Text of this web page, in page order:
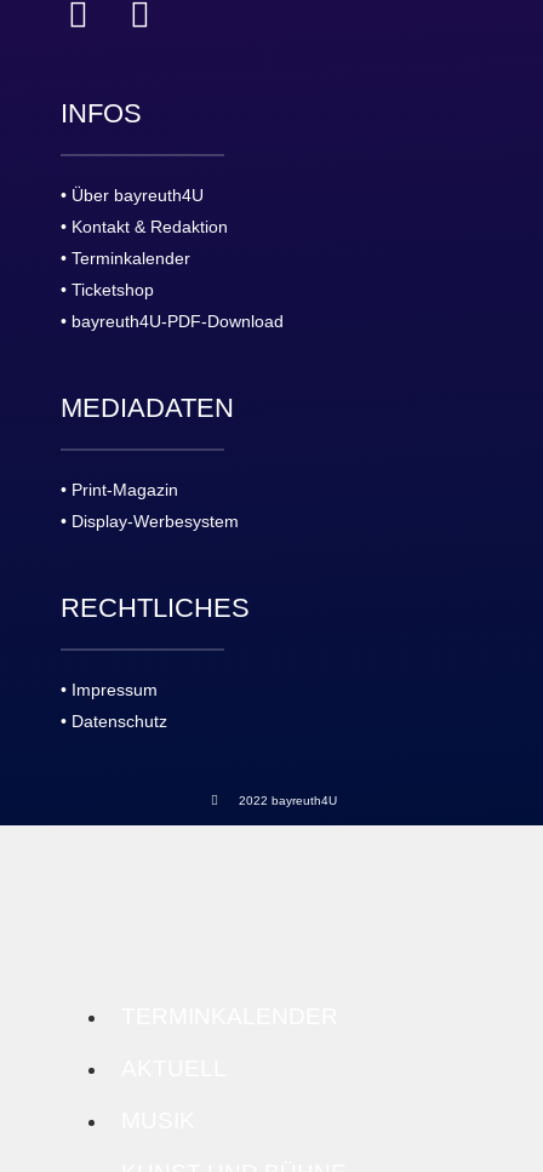
INFOS
• Über bayreuth4U
• Kontakt & Redaktion
• Terminkalender
• Ticketshop
• bayreuth4U-PDF-Download
MEDIADATEN
• Print-Magazin
• Display-Werbesystem
RECHTLICHES
• Impressum
• Datenschutz
2022 bayreuth4U